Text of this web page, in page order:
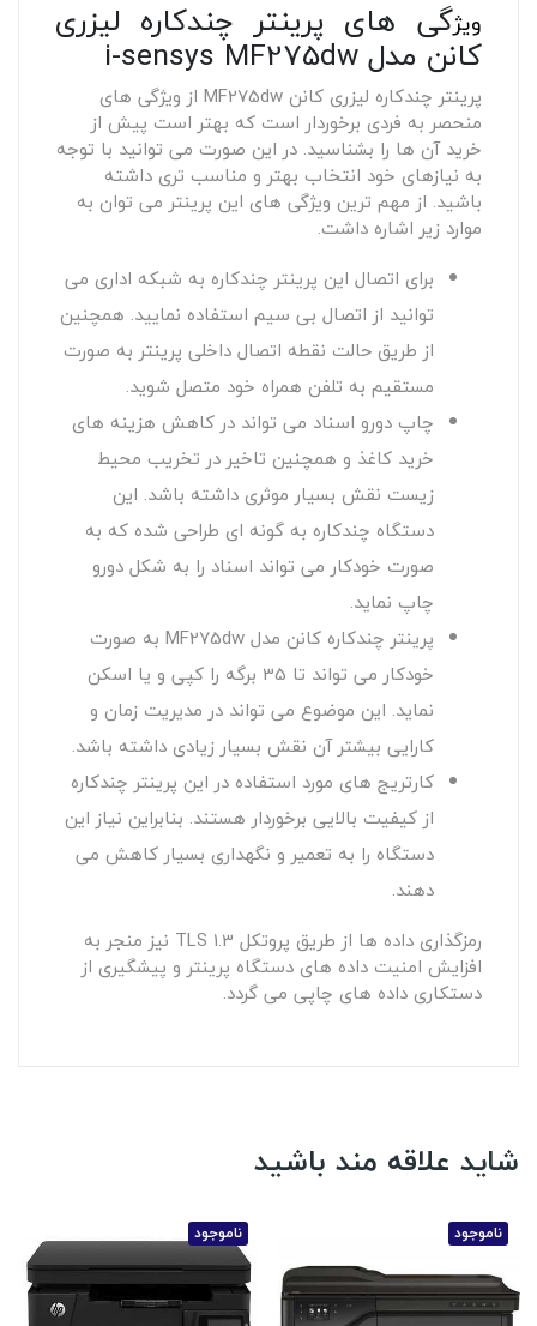
ویژگی های پرینتر چندکاره لیزری
کانن مدل i-sensys MF275dw
پرینتر چندکاره لیزری کانن MF275dw از ویژگی های
منحصر به فردی برخوردار است که بهتر است پیش از
خرید آن ها را بشناسید. در این صورت می توانید با توجه
به نیازهای خود انتخاب بهتر و مناسب تری داشته
باشید. از مهم ترین ویژگی های این پرینتر می توان به
موارد زیر اشاره داشت.
برای اتصال این پرینتر چندکاره به شبکه اداری می
توانید از اتصال بی سیم استفاده نمایید. همچنین
از طریق حالت نقطه اتصال داخلی پرینتر به صورت
مستقیم به تلفن همراه خود متصل شوید.
چاپ دورو اسناد می تواند در کاهش هزینه های
خرید کاغذ و همچنین تاخیر در تخریب محیط
زیست نقش بسیار موثری داشته باشد. این
دستگاه چندکاره به گونه ای طراحی شده که به
صورت خودکار می تواند اسناد را به شکل دورو
چاپ نماید.
پرینتر چندکاره کانن مدل MF275dw به صورت
خودکار می تواند تا 35 برگه را کپی و یا اسکن
نماید. این موضوع می تواند در مدیریت زمان و
کارایی بیشتر آن نقش بسیار زیادی داشته باشد.
کارتریج های مورد استفاده در این پرینتر چندکاره
از کیفیت بالایی برخوردار هستند. بنابراین نیاز این
دستگاه را به تعمیر و نگهداری بسیار کاهش می
دهند.
رمزگذاری داده ها از طریق پروتکل TLS 1.3 نیز منجر به
افزایش امنیت داده های دستگاه پرینتر و پیشگیری از
دستکاری داده های چاپی می گردد.
شاید علاقه مند باشید
ناموجود ناموجود